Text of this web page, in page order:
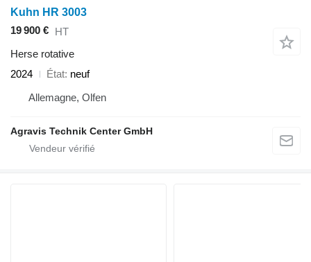
Kuhn HR 3003
19 900 € HT
Herse rotative
2024
État neuf
Allemagne, Olfen
Agravis Technik Center GmbH